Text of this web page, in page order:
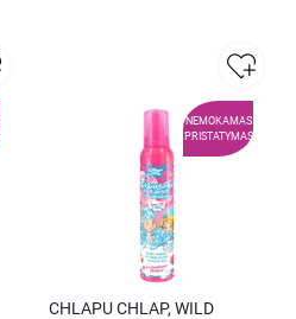
NEMOKAMAS
PRISTATYMAS
CHLAPU CHLAP, WILD